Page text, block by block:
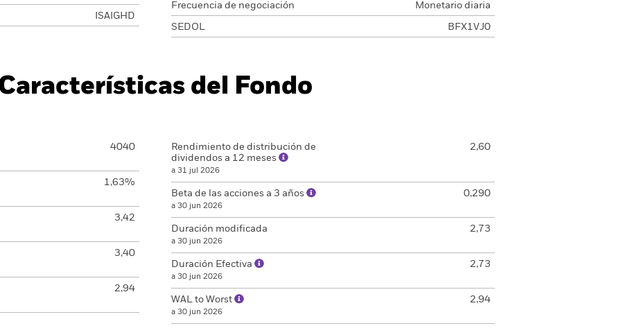
ISAIGHD
Frecuencia de negociación Monetario diaria
SEDOL BFX1VJ0
del Fondo
4040
1,63%
3,42
3,40
2,94
Rendimiento de distribución de
dividendos a 12 meses
a 31 jul 2026
2,60
Beta de las acciones a 3 años
a 30 jun 2026
0,290
Duración modificada
a 30 jun 2026
2,73
Duración Efectiva
a 30 jun 2026
2,73
WAL to Worst
a 30 jun 2026
2,94